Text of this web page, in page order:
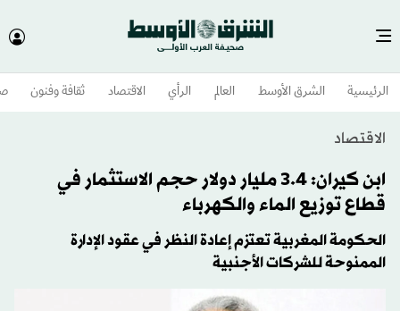
الرئيسية الشرق الأوسط​ العالم الرأي الاقتصاد ثقافة وفنون
الاقتصاد
ابن كيران: 3.4 مليار دولار حجم الاستثمار في
قطاع توزيع الماء والكهرباء
الحكومة المغربية تعتزم إعادة النظر في عقود الإدارة
الممنوحة للشركات الأجنبية